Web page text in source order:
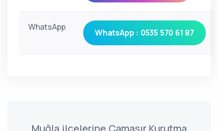
WhatsApp
WhatsApp : 0535 570 61 87
Muğla ilçelerine Çamaşır Kurutma